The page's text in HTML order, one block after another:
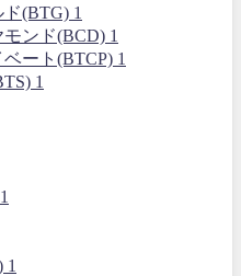
ド(BTG) 1
モンド(BCD) 1
ート(BTCP) 1
1
1
1